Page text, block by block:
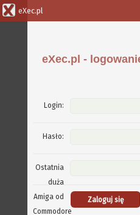
eXec.pl
eXec.pl -
Login:
Hasło:
Ostatnia
duża
Amiga od
Commodore